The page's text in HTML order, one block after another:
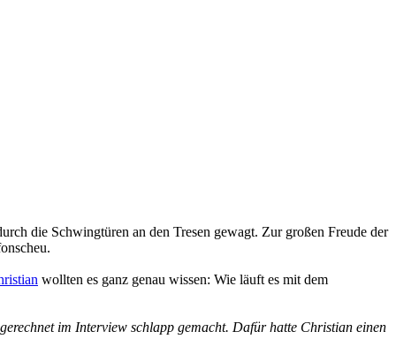
die Schwingtüren an den Tresen gewagt. Zur großen Freude der
wollten es ganz genau wissen: Wie läuft es mit dem
im Interview schlapp gemacht. Dafür hatte Christian einen